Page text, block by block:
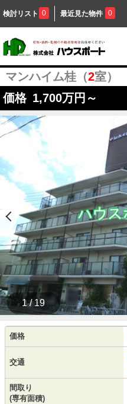
検討リスト 0 最近見た物件 0
マンハイム桂（2室）
価格 1,700万円～
1 / 19
価格
交通
間取り
(専有面積)